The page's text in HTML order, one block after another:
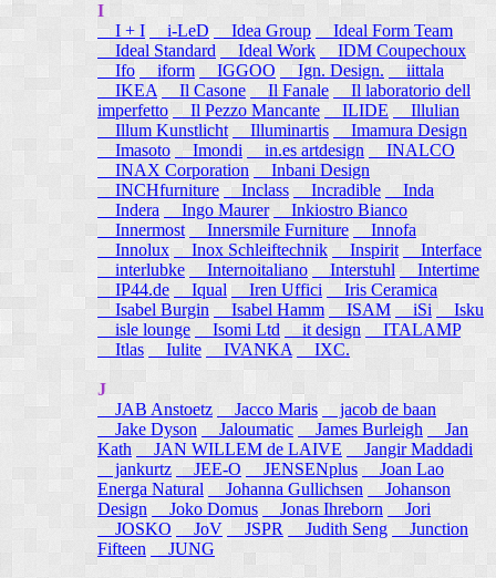
I
I + I
i-LeD Idea Group
Ideal Form Team
Ideal Standard
Ideal Work
IDM Coupechoux
Ifo
iform IGGOO Ign. Design.
iittala
IKEA
Il Casone Il Fanale
Il laboratorio dell
imperfetto
Il Pezzo Mancante ILIDE
Illulian
Illum Kunstlicht
Illuminartis
Imamura Design
Imasoto
Imondi in.es artdesign
INALCO
INAX Corporation
Inbani Design
INCHfurniture
Inclass Incradible
Inda
Indera
Ingo Maurer
Inkiostro Bianco
Innermost
Innersmile Furniture
Innofa
Innolux
Inox Schleiftechnik Inspirit
Interface
interlubke
Internoitaliano Interstuhl
Intertime
IP44.de
Iqual Iren Uffici
Iris Ceramica
Isabel Burgin
Isabel Hamm ISAM iSi Isku
isle lounge
Isomi Ltd it design
ITALAMP
Itlas
Iulite IVANKA IXC.
J
JAB Anstoetz
Jacco Maris
jacob de baan
Jake Dyson
Jaloumatic James Burleigh
Jan
Kath
JAN WILLEM de LAIVE
Jangir Maddadi
jankurtz JEE-O JENSENplus
Joan Lao
Energa Natural
Johanna Gullichsen
Johanson
Design
Joko Domus Jonas Ihreborn
Jori
JOSKO
JoV JSPR Judith Seng
Junction
Fifteen
JUNG